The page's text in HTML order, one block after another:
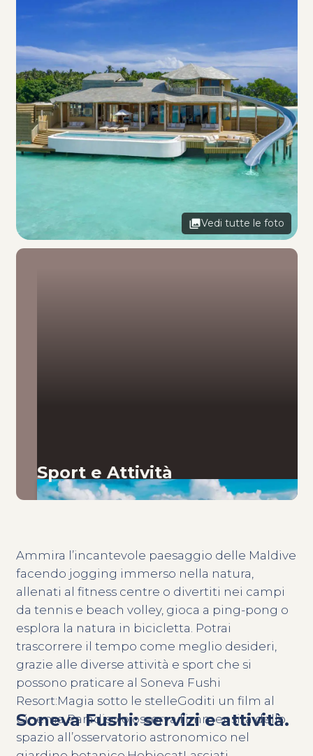
Vedi tutte le foto
Sport e Attività
Soneva Fushi: servizi e attività.
Ammira l’incantevole paesaggio delle Maldive
facendo jogging immerso nella natura,
allenati al fitness centre o divertiti nei campi
da tennis e beach volley, gioca a ping-pong o
esplora la natura in bicicletta. Potrai
trascorrere il tempo come meglio desideri,
grazie alle diverse attività e sport che si
possono praticare al Soneva Fushi
Resort:Magia sotto le stelleGoditi un film al
Cinema Paradiso o osserva l’immensità dello
spazio all’osservatorio astronomico nel